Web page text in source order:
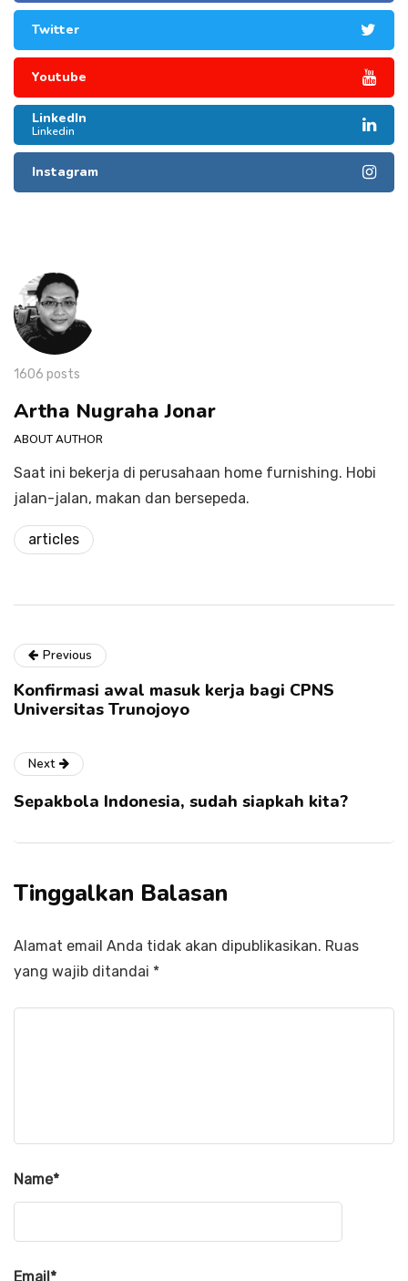
Twitter
Youtube
LinkedIn
Linkedin
Instagram
1606 posts
Artha Nugraha Jonar
ABOUT AUTHOR
Saat ini bekerja di perusahaan home furnishing. Hobi
jalan-jalan, makan dan bersepeda.
articles
Previous
Konfirmasi awal masuk kerja bagi CPNS
Universitas Trunojoyo
Next
Sepakbola Indonesia, sudah siapkah kita?
Tinggalkan Balasan
Alamat email Anda tidak akan dipublikasikan. Ruas
yang wajib ditandai *
Name*
Email*